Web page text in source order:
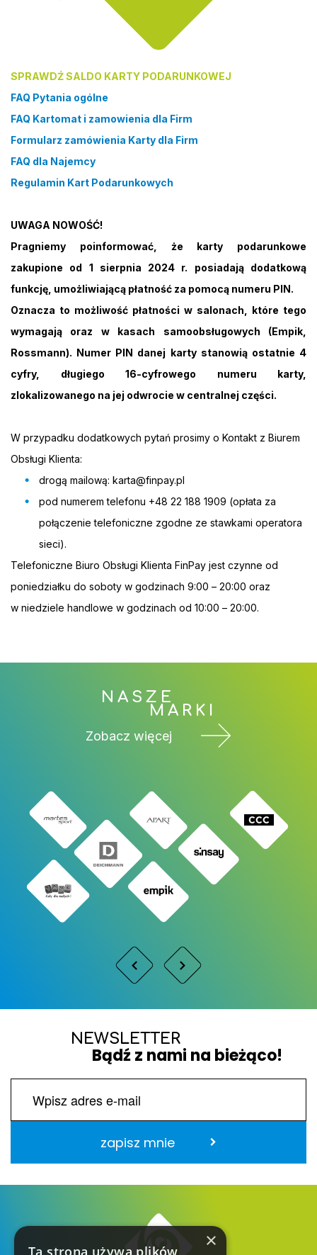
SPRAWDŹ SALDO KARTY PODARUNKOWEJ
FAQ Pytania ogólne
FAQ Kartomat i zamowienia dla Firm
Formularz zamówienia Karty dla Firm
FAQ dla Najemcy
Regulamin Kart Podarunkowych
UWAGA NOWOŚĆ!
Pragniemy poinformować, że karty podarunkowe
zakupione od 1 sierpnia 2024 r. posiadają dodatkową
funkcję, umożliwiającą płatność za pomocą numeru PIN.
Oznacza to możliwość płatności w salonach, które tego
wymagają oraz w kasach samoobsługowych (Empik,
Rossmann). Numer PIN danej karty stanowią ostatnie 4
cyfry, długiego 16-cyfrowego numeru karty,
zlokalizowanego na jej odwrocie w centralnej części.
W przypadku dodatkowych pytań prosimy o Kontakt z Biurem
Obsługi Klienta:
drogą mailową: karta@finpay.pl
pod numerem telefonu +48 22 188 1909 (opłata za
połączenie telefoniczne zgodne ze stawkami operatora
sieci).
Telefoniczne Biuro Obsługi Klienta FinPay jest czynne od
poniedziałku do soboty w godzinach 9:00 – 20:00 oraz
w niedziele handlowe w godzinach od 10:00 – 20:00.
NASZE
MARKI
Zobacz więcej
NEWSLETTER
Bądź z nami na bieżąco!
zapisz mnie
×
Ta strona używa plików